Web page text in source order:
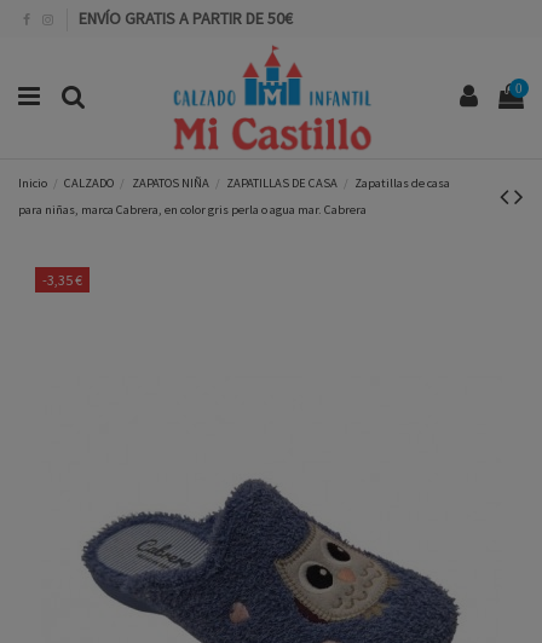
ENVÍO GRATIS A PARTIR DE 50€
0
Inicio CALZADO ZAPATOS NIÑA ZAPATILLAS DE CASA
Zapatillas de casa
para niñas, marca Cabrera, en color gris perla o agua mar. Cabrera
-3,35 €